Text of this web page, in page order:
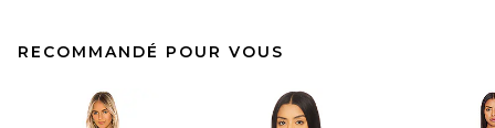
RECOMMANDÉ POUR VOUS